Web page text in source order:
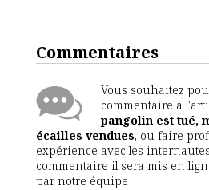
Commentaires
Vous souhaitez
commentaire à
pangolin est tué,
écailles vendues, ou faire
expérience avec les
commentaire il sera mis en
par notre équipe